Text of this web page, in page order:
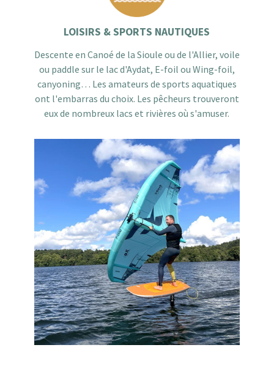
LOISIRS & SPORTS NAUTIQUES
Descente en Canoé de la Sioule ou de l'Allier, voile
ou paddle sur le lac d'Aydat, E-foil ou Wing-foil,
canyoning… Les amateurs de sports aquatiques
ont l'embarras du choix. Les pêcheurs trouveront
eux de nombreux lacs et rivières où s'amuser.